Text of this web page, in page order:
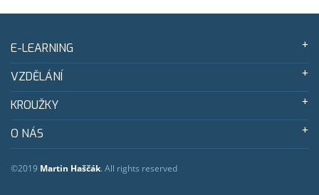
E-LEARNING
VZDĚLÁNÍ
KROUŽKY
O NÁS
©2019 Martin Haščák. All rights reserved